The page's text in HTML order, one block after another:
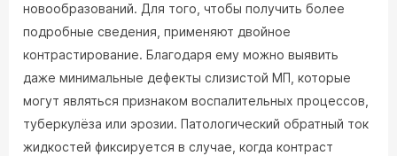
новообразований. Для того, чтобы получить более
подробные сведения, применяют двойное
контрастирование. Благодаря ему можно выявить
даже минимальные дефекты слизистой МП, которые
могут являться признаком воспалительных процессов,
туберкулёза или эрозии. Патологический обратный ток
жидкостей фиксируется в случае, когда контраст